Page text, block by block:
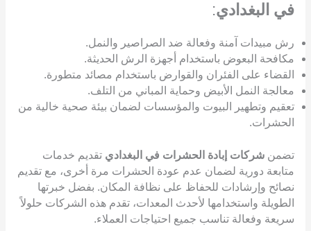
في البغدادي:
رش مبيدات آمنة وفعالة ضد الصراصير والنمل.
مكافحة البعوض باستخدام أجهزة الرش الحديثة.
القضاء على الفئران والقوارض باستخدام مصائد متطورة.
معالجة النمل الأبيض وحماية المباني من التلف.
تعقيم وتطهير البيوت والمؤسسات لضمان بيئة صحية خالية من
الحشرات.
تضمن شركات إبادة الحشرات في البغدادي تقديم خدمات
متابعة دورية لضمان عدم عودة الحشرات مرة أخرى، مع تقديم
نصائح وإرشادات للحفاظ على نظافة المكان. بفضل خبرتها
الطويلة واستخدامها لأحدث المعدات، تقدم هذه الشركات حلولاً
سريعة وفعالة تناسب جميع احتياجات العملاء.